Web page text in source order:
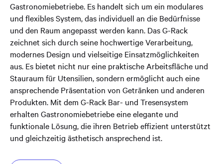
Gastronomiebetriebe. Es handelt sich um ein modulares
und flexibles System, das individuell an die Bedürfnisse
und den Raum angepasst werden kann. Das G-Rack
zeichnet sich durch seine hochwertige Verarbeitung,
modernes Design und vielseitige Einsatzmöglichkeiten
aus. Es bietet nicht nur eine praktische Arbeitsfläche und
Stauraum für Utensilien, sondern ermöglicht auch eine
ansprechende Präsentation von Getränken und anderen
Produkten. Mit dem G-Rack Bar- und Tresensystem
erhalten Gastronomiebetriebe eine elegante und
funktionale Lösung, die ihren Betrieb effizient unterstützt
und gleichzeitig ästhetisch ansprechend ist.